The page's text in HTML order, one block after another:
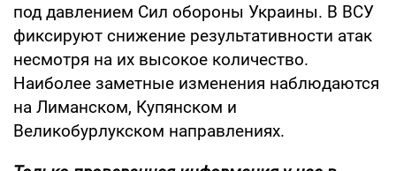
под давлением Сил обороны Украины. В ВСУ
фиксируют снижение результативности атак
несмотря на их высокое количество.
Наиболее заметные изменения наблюдаются
на Лиманском, Купянском и
Великобурлукском направлениях.